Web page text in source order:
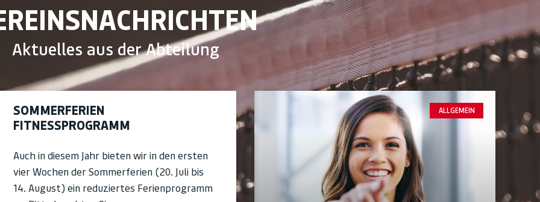
Aktuelles aus der Abteilung
SOMMERFERIEN
FITNESSPROGRAMM
Auch in diesem Jahr bieten wir in den ersten
vier Wochen der Sommerferien (20. Juli bis
14. August) ein reduziertes Ferienprogramm
ALLGEMEIN